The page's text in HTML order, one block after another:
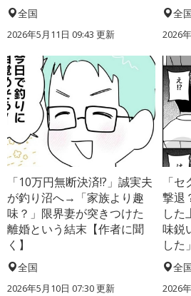
全国
2026年5月11日 09:43 更新
全
2026
「10万円無断決済!?」誠実夫
が釣り沼へ→「家族より趣
味？」限界妻が突きつけた
離婚という結末【作者に聞
く】
全国
2026年5月10日 07:30 更新
「
撃退
した
味鋭
した
全
2026